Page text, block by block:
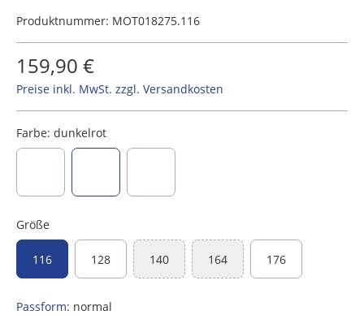
Produktnummer: MOT018275.116
159,90 €
Preise inkl. MwSt. zzgl. Versandkosten
Farbe: dunkelrot
Größe
116 128 140(Diese Option ist zurzeit nicht verfügbar.)
164(Diese Option ist zurzeit nicht
176
Passform: normal